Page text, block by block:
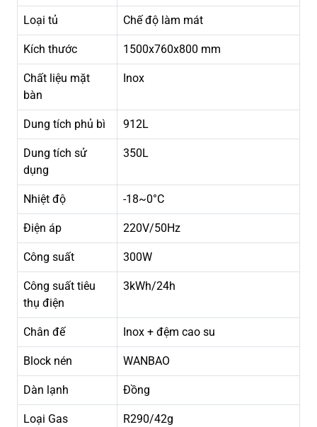
Loại tủ Chế độ làm mát
Kích thước 1500x760x800 mm
Chất liệu mặt
bàn
Inox
Dung tích phủ bì 912L
Dung tích sử
dụng
350L
Nhiệt độ -18~0°C
Điện áp 220V/50Hz
Công suất 300W
Công suất tiêu
thụ điện
3kWh/24h
Chân đế Inox + đệm cao su
Block nén WANBAO
Dàn lạnh Đồng
Loại Gas R290/42g